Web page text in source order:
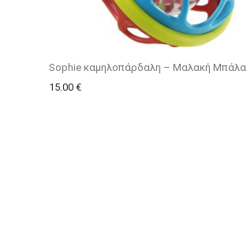
Sophie καμηλοπάρδαλη – Μαλακή Μπάλα
15.00 €